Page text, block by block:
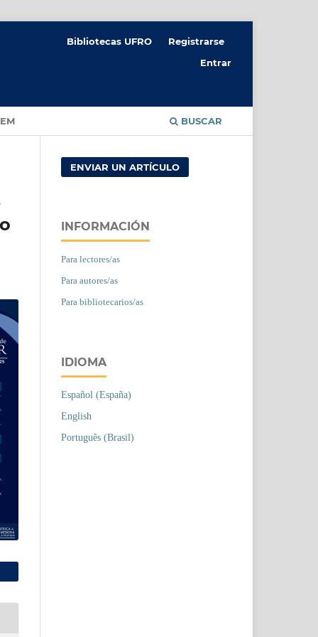
BUSCAR
Bibliotecas UFRO
Registrarse
Entrar
ENVIAR UN ARTÍCULO
INFORMACIÓN
Para lectores/as
Para autores/as
Para bibliotecarios/as
IDIOMA
Español (España)
English
Português (Brasil)